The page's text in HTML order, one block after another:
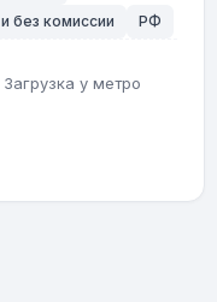
без комиссии РФ
у метро